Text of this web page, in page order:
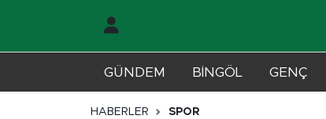
GÜNDEM BİNGÖL GENÇ
HABERLER SPOR